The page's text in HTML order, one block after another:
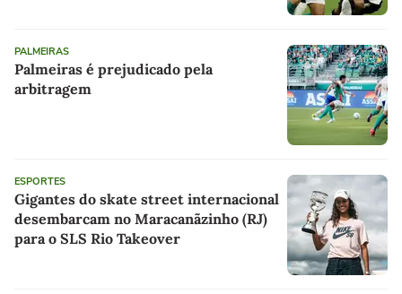
PALMEIRAS
Palmeiras é prejudicado pela
arbitragem
ESPORTES
Gigantes do skate street internacional
desembarcam no Maracanãzinho (RJ)
para o SLS Rio Takeover